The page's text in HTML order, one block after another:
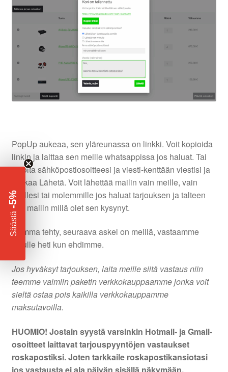
PopUp aukeaa, sen yläreunassa on linkki. Voit kopioida
linkin ja laittaa sen meille whatsappissa jos haluat. Tai
kirjoita sähköpostiosoitteesi ja viesti-kenttään viestisi ja
klikkaa Lähetä. Voit lähettää mailin vain meille, vain
itsellesi tai molemmille jos haluat tarjouksen ja talteen
sen mailin millä olet sen kysynyt.
Homma tehty, seuraava askel on meillä, vastaamme
sinulle heti kun ehdimme.
Jos hyväksyt tarjouksen, laita meille siitä vastaus niin
teemme valmiin paketin verkkokauppaamme jonka voit
sieltä ostaa pois kaikilla verkkokauppamme
maksutavoilla.
HUOMIO! Jostain syystä varsinkin Hotmail- ja Gmail-
osoitteet laittavat tarjouspyyntöjen vastaukset
roskapostiksi. Joten tarkkaile roskapostikansiotasi
jos vastausta ei ala päivän sisällä näkymään.
Säästä
-5%